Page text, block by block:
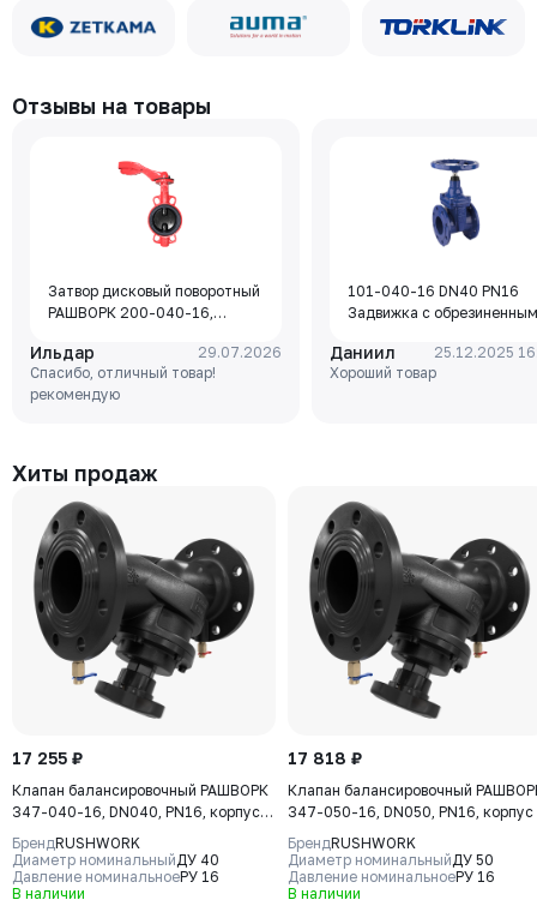
Отзывы на товары
Затвор дисковый поворотный
РАШВОРК 200-040-16,
250 (GG25), диск - GJS-400-
15 (GGG40), уплотнение -
EPDM, М/Ф, рукоятка
Ильдар
29.07.2026
Спасибо, отличный товар!
рекомендую
101-040-16 DN40 PN16
Задвижка с обрезиненным
чугун, клин-EPDM,
Tmax=110°C Ф/Ф
Даниил
25.12.2025
Хороший товар
Хиты продаж
17 255 ₽
Клапан балансировочный РАШВОРК
347-040-16, DN040, PN16, корпус -
чугун GJS-400-15 (GGG40), клапан
- нерж. сталь CF8, уплотнение -
EPDM, Ф/Ф
БрендRUSHWORK
Диаметр номинальныйДУ 40
Давление номинальноеРУ 16
В наличии
17 818 ₽
Клапан балансировочный
347-050-16, DN050, PN16,
чугун GJS-400-15 (GGG40),
- нерж. сталь CF8, уплотнение -
EPDM, Ф/Ф
БрендRUSHWORK
Диаметр номинальныйДУ 50
Давление номинальноеРУ 16
В наличии